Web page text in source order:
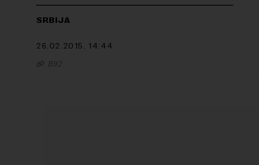
SRBIJA
26.02.2015. 14:44
B92